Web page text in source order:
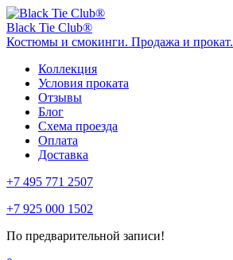
Black Tie Club®
Костюмы и смокинги. Продажа и прокат.
Коллекция
Условия проката
Отзывы
Блог
Схема проезда
Оплата
Доставка
+7 495 771 2507
+7 925 000 1502
По предварительной записи!